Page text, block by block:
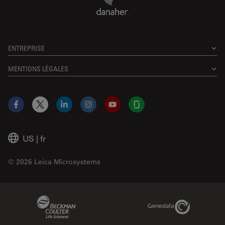
ENTREPRISE
MENTIONS LÉGALES
US | fr
© 2026 Leica Microsystems
Facebook
X LinkedInInstagramYouTubeGlassdoor
Genedata Link